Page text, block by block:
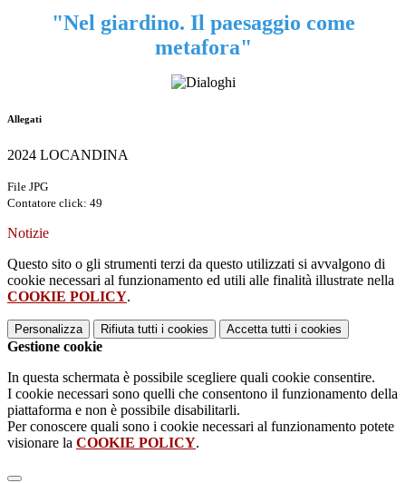
"Nel giardino. Il paesaggio come
metafora"
Allegati
2024 LOCANDINA
File JPG
Contatore click: 49
Notizie
Questo sito o gli strumenti terzi da questo utilizzati si avvalgono di
cookie necessari al funzionamento ed utili alle finalità illustrate nella
COOKIE POLICY.
Personalizza Rifiuta tutti i cookies Accetta tutti i cookies
Gestione cookie
In questa schermata è possibile scegliere quali cookie consentire.
I cookie necessari sono quelli che consentono il funzionamento della
piattaforma e non è possibile disabilitarli.
Per conoscere quali sono i cookie necessari al funzionamento potete
visionare la COOKIE POLICY.